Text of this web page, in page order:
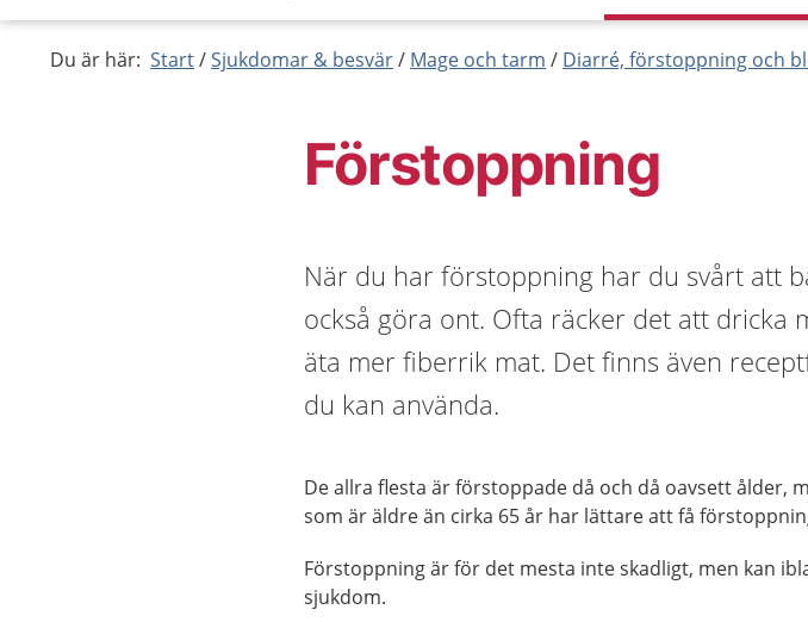
Du är här: Start Sjukdomar & besvär Mage och tarm Diarré, förstoppning och
Förstoppning
När du har förstoppning har du svårt att
också göra ont. Ofta räcker det att dricka
äta mer fiberrik mat. Det finns även
du kan använda.
De allra flesta är förstoppade då och då oavsett ålder,
som är äldre än cirka 65 år har lättare att få
Förstoppning är för det mesta inte skadligt, men kan
sjukdom.